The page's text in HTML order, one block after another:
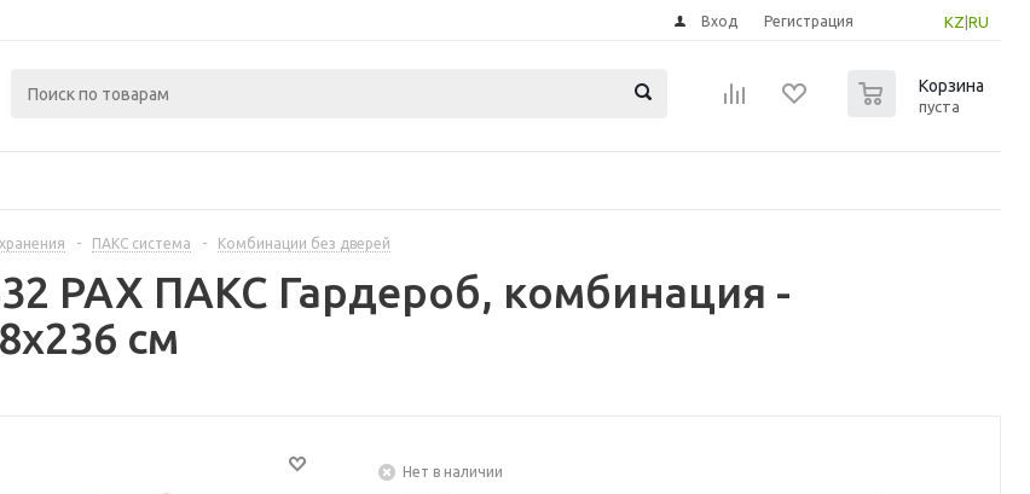
KZ RU
Вход Регистрация
Корзина
пуста
- ПАКС система - Комбинации без дверей
PAX ПАКС Гардероб, комбинация -
см
Нет в наличии